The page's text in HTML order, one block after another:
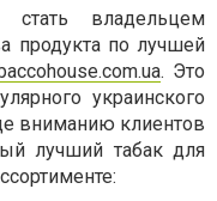
владельцем
продукта по лучшей
. Это
украинского
вниманию клиентов
лучший табак для